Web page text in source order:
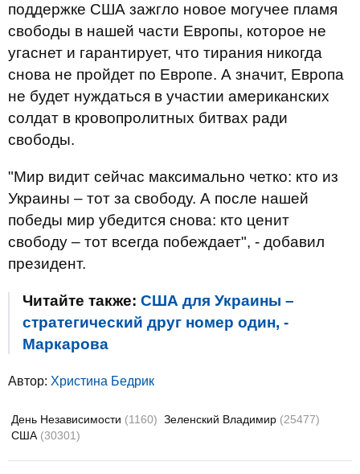
поддержке США зажгло новое могучее пламя
свободы в нашей части Европы, которое не
угаснет и гарантирует, что тирания никогда
снова не пройдет по Европе. А значит, Европа
не будет нуждаться в участии американских
солдат в кровопролитных битвах ради
свободы.
"Мир видит сейчас максимально четко: кто из
Украины – тот за свободу. А после нашей
победы мир убедится снова: кто ценит
свободу – тот всегда побеждает", - добавил
президент.
Читайте также: США для Украины –
стратегический друг номер один, -
Маркарова
Автор: Христина Бедрик
День Независимости (1160) Зеленский Владимир (25477)
США (30301)